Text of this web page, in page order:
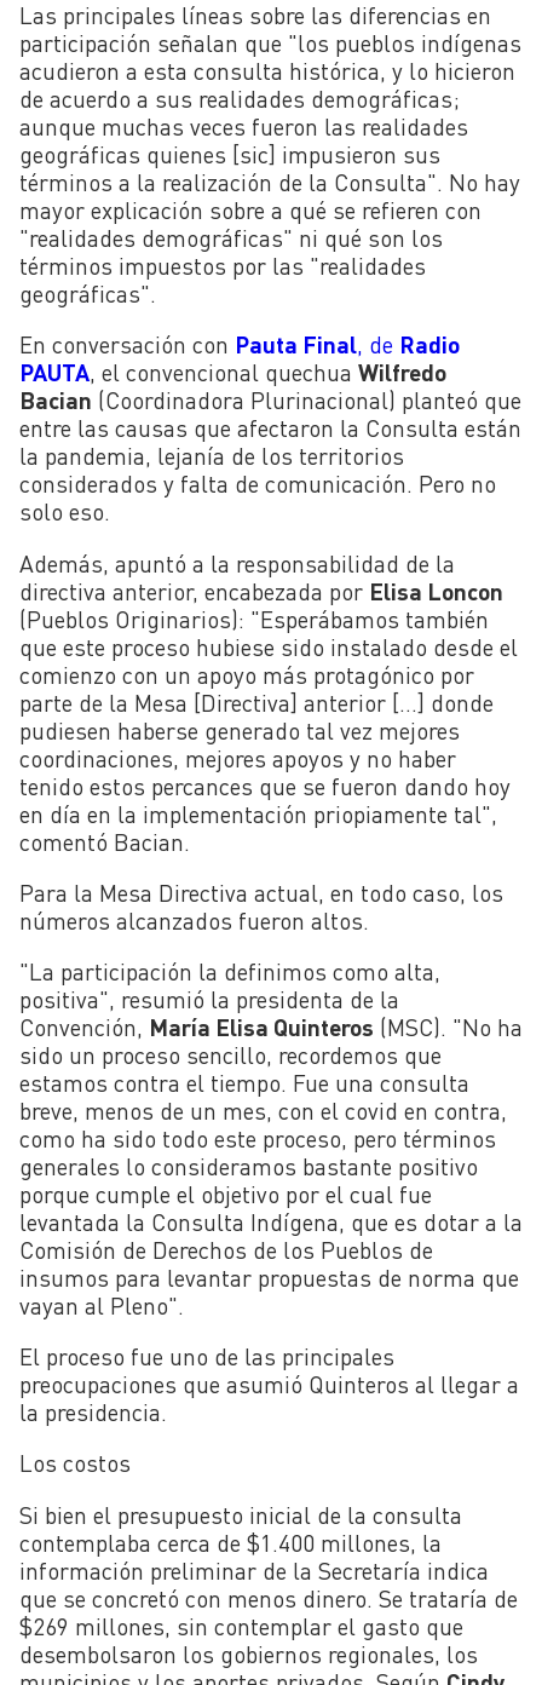
Las principales líneas sobre las diferencias en
participación señalan que "los pueblos indígenas
acudieron a esta consulta histórica, y lo hicieron
de acuerdo a sus realidades demográficas;
aunque muchas veces fueron las realidades
geográficas quienes [sic] impusieron sus
términos a la realización de la Consulta". No hay
mayor explicación sobre a qué se refieren con
"realidades demográficas" ni qué son los
términos impuestos por las "realidades
geográficas".
En conversación con Pauta Final, de Radio
PAUTA, el convencional quechua Wilfredo
Bacian (Coordinadora Plurinacional) planteó que
entre las causas que afectaron la Consulta están
la pandemia, lejanía de los territorios
considerados y falta de comunicación. Pero no
solo eso.
Además, apuntó a la responsabilidad de la
directiva anterior, encabezada por Elisa Loncon
(Pueblos Originarios): "Esperábamos también
que este proceso hubiese sido instalado desde el
comienzo con un apoyo más protagónico por
parte de la Mesa [Directiva] anterior [...] donde
pudiesen haberse generado tal vez mejores
coordinaciones, mejores apoyos y no haber
tenido estos percances que se fueron dando hoy
en día en la implementación priopiamente tal",
comentó Bacian.
Para la Mesa Directiva actual, en todo caso, los
números alcanzados fueron altos.
"La participación la definimos como alta,
positiva", resumió la presidenta de la
Convención, María Elisa Quinteros (MSC). "No ha
sido un proceso sencillo, recordemos que
estamos contra el tiempo. Fue una consulta
breve, menos de un mes, con el covid en contra,
como ha sido todo este proceso, pero términos
generales lo consideramos bastante positivo
porque cumple el objetivo por el cual fue
levantada la Consulta Indígena, que es dotar a la
Comisión de Derechos de los Pueblos de
insumos para levantar propuestas de norma que
vayan al Pleno".
El proceso fue uno de las principales
preocupaciones que asumió Quinteros al llegar a
la presidencia.
Los costos
Si bien el presupuesto inicial de la consulta
contemplaba cerca de $1.400 millones, la
información preliminar de la Secretaría indica
que se concretó con menos dinero. Se trataría de
$269 millones, sin contemplar el gasto que
desembolsaron los gobiernos regionales, los